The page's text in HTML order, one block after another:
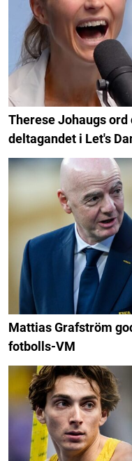
Therese Johaugs
deltagandet i Let's
Mattias Grafström
fotbolls-VM